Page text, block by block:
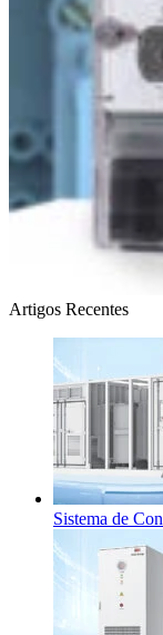
Artigos Recentes
Sistema de